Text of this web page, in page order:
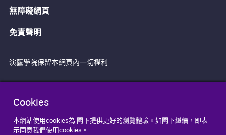
Cookies
本網站使用cookies為 閣下提供更好的瀏覽體驗。如閣下繼續，即表
示同意我們使用cookies。
無障礙網頁
免責聲明
演藝學院保留本網頁內一切權利